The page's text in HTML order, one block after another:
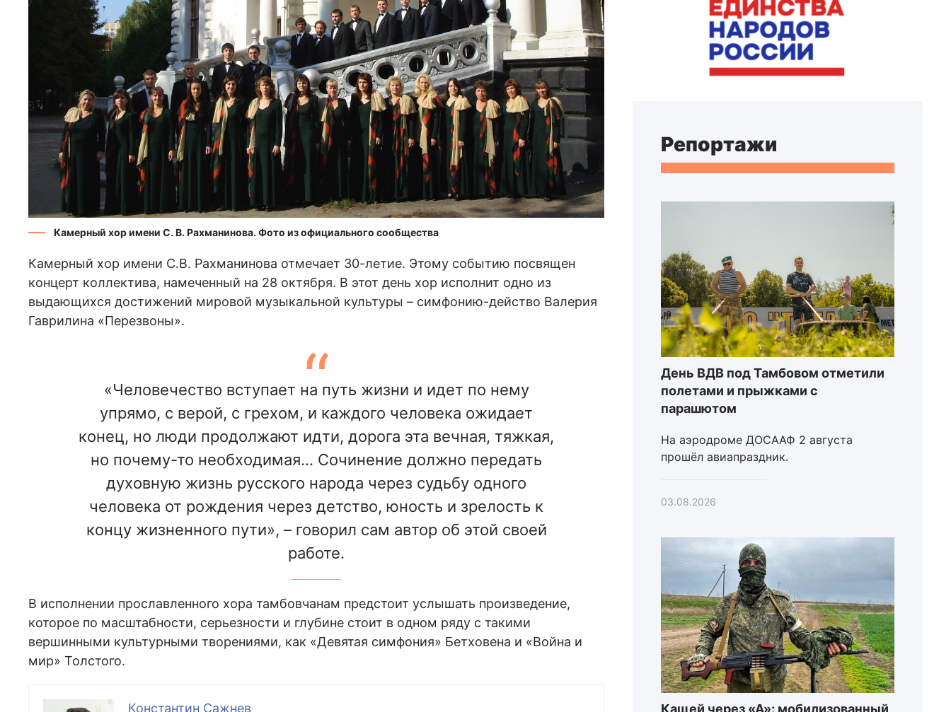
Камерный хор имени С. В. Рахманинова. Фото из официального сообщества
Камерный хор имени С.В. Рахманинова отмечает 30-летие. Этому событию посвящен
концерт коллектива, намеченный на 28 октября. В этот день хор исполнит одно из
выдающихся достижений мировой музыкальной культуры – симфонию-действо Валерия
Гаврилина «Перезвоны».
«Человечество вступает на путь жизни и идет по нему
упрямо, с верой, с грехом, и каждого человека ожидает
конец, но люди продолжают идти, дорога эта вечная, тяжкая,
но почему-то необходимая… Сочинение должно передать
духовную жизнь русского народа через судьбу одного
человека от рождения через детство, юность и зрелость к
концу жизненного пути», – говорил сам автор об этой своей
работе.
В исполнении прославленного хора тамбовчанам предстоит услышать произведение,
которое по масштабности, серьезности и глубине стоит в одном ряду с такими
вершинными культурными творениями, как «Девятая симфония» Бетховена и «Война и
мир» Толстого.
Константин Сажнев
Репортажи
День ВДВ под Тамбовом отметили
полетами и прыжками с
парашютом
На аэродроме ДОСААФ 2 августа
прошёл авиапраздник.
03.08.2026
Кащей через «А»: мобилизованный